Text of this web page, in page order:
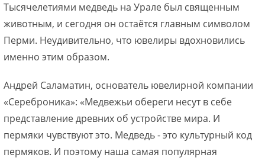
Тысячелетиями медведь на Урале был священным
животным, и сегодня он остаётся главным символом
Перми. Неудивительно, что ювелиры вдохновились
именно этим образом.
Андрей Саламатин, основатель ювелирной компании
«Сереброника»: «Медвежьи обереги несут в себе
представление древних об устройстве мира. И
пермяки чувствуют это. Медведь - это культурный код
пермяков. И поэтому наша самая популярная